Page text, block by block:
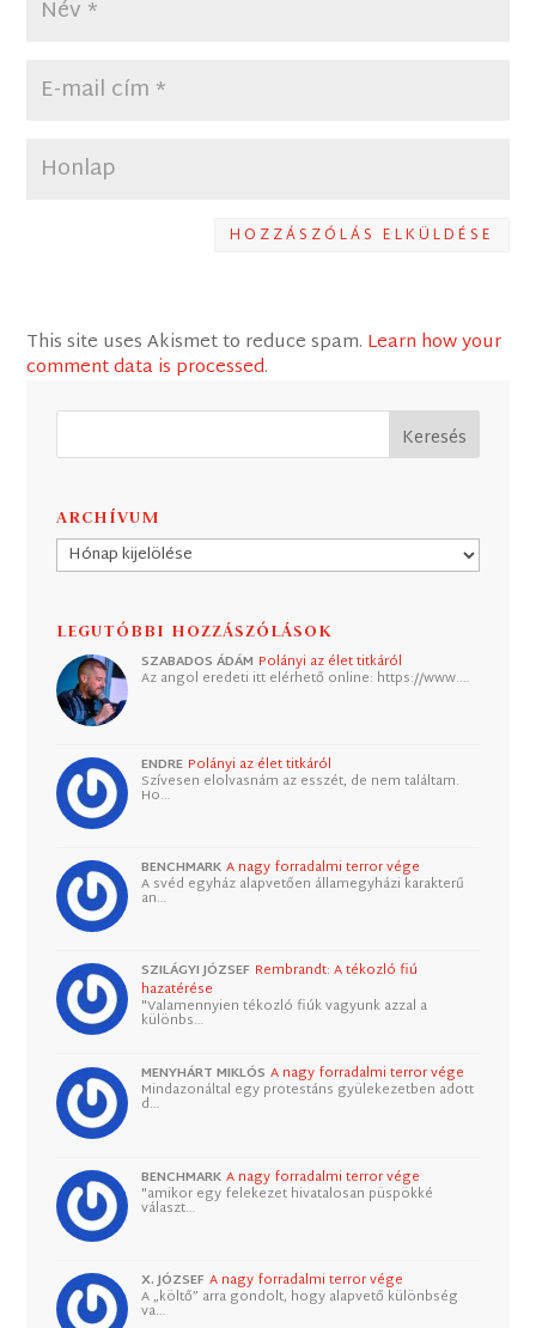
HOZZÁSZÓLÁS ELKÜLDÉSE
This site uses Akismet to reduce spam. Learn how your
comment data is processed.
ARCHÍVUM
Archívum
LEGUTÓBBI HOZZÁSZÓLÁSOK
SZABADOS ÁDÁM Polányi az élet titkáról
Az angol eredeti itt elérhető online: https://www.…
ENDRE Polányi az élet titkáról
Szívesen elolvasnám az esszét, de nem találtam.
Ho…
BENCHMARK A nagy forradalmi terror vége
A svéd egyház alapvetően államegyházi karakterű
an…
SZILÁGYI JÓZSEF Rembrandt: A tékozló fiú
hazatérése
"Valamennyien tékozló fiúk vagyunk azzal a
különbs…
MENYHÁRT MIKLÓS A nagy forradalmi terror vége
Mindazonáltal egy protestáns gyülekezetben adott
d…
BENCHMARK A nagy forradalmi terror vége
"amikor egy felekezet hivatalosan püspökké
választ…
X. JÓZSEF A nagy forradalmi terror vége
A „költő” arra gondolt, hogy alapvető különbség
va…